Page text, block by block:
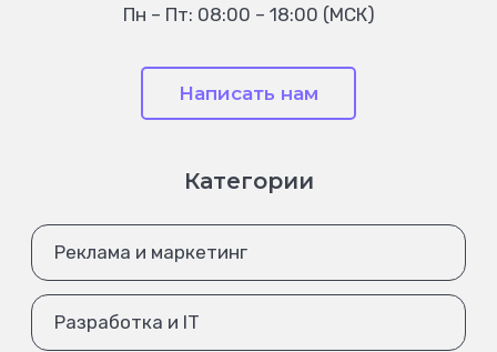
Пн – Пт: 08:00 – 18:00 (МСК)
Написать нам
Категории
Реклама и маркетинг
Разработка и IT